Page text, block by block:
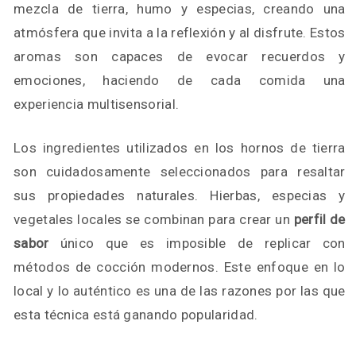
mezcla de tierra, humo y especias, creando una
atmósfera que invita a la reflexión y al disfrute. Estos
aromas son capaces de evocar recuerdos y
emociones, haciendo de cada comida una
experiencia multisensorial.
Los ingredientes utilizados en los hornos de tierra
son cuidadosamente seleccionados para resaltar
sus propiedades naturales. Hierbas, especias y
vegetales locales se combinan para crear un perfil de
sabor único que es imposible de replicar con
métodos de cocción modernos. Este enfoque en lo
local y lo auténtico es una de las razones por las que
esta técnica está ganando popularidad.